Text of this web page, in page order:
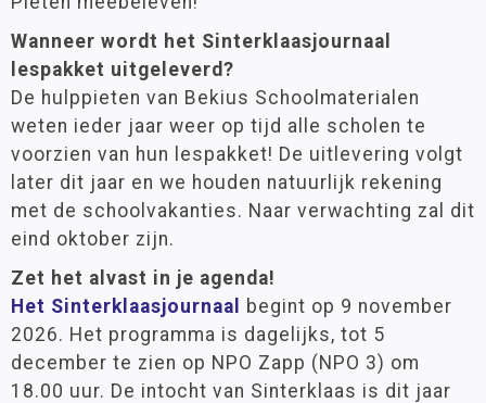
Wanneer wordt het Sinterklaasjournaal
lespakket uitgeleverd?
De hulppieten van Bekius Schoolmaterialen
weten ieder jaar weer op tijd alle scholen te
voorzien van hun lespakket! De uitlevering volgt
later dit jaar en we houden natuurlijk rekening
met de schoolvakanties. Naar verwachting zal dit
eind oktober zijn.
Zet het alvast in je agenda!
Het Sinterklaasjournaal
begint op 9 november
2026. Het programma is dagelijks, tot 5
december te zien op NPO Zapp (NPO 3) om
18.00 uur. De intocht van Sinterklaas is dit jaar